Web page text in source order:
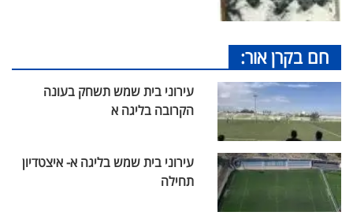
חם בקרן אור:
עירוני בית שמש תשחק בעונה
הקרובה בליגה א
עירוני בית שמש בליגה א- איצטדיון
תחילה